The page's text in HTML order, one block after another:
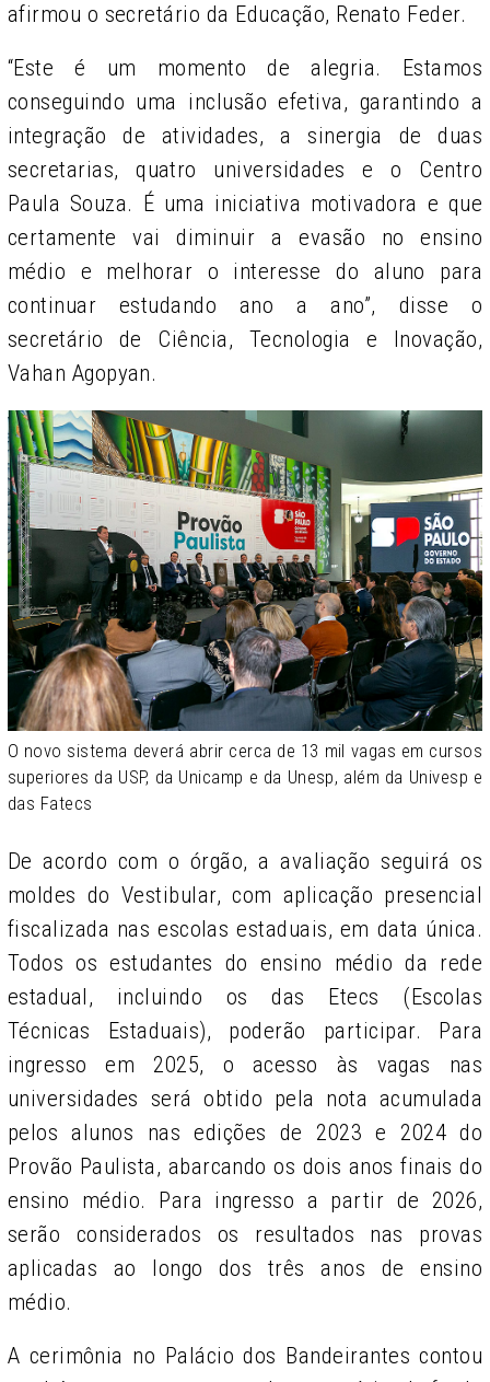
afirmou o secretário da Educação, Renato Feder.
“Este é um momento de alegria. Estamos
conseguindo uma inclusão efetiva, garantindo a
integração de atividades, a sinergia de duas
secretarias, quatro universidades e o Centro
Paula Souza. É uma iniciativa motivadora e que
certamente vai diminuir a evasão no ensino
médio e melhorar o interesse do aluno para
continuar estudando ano a ano”, disse o
secretário de Ciência, Tecnologia e Inovação,
Vahan Agopyan.
O novo sistema deverá abrir cerca de 13 mil vagas em cursos
superiores da USP, da Unicamp e da Unesp, além da Univesp e
das Fatecs
De acordo com o órgão, a avaliação seguirá os
moldes do Vestibular, com aplicação presencial
fiscalizada nas escolas estaduais, em data única.
Todos os estudantes do ensino médio da rede
estadual, incluindo os das Etecs (Escolas
Técnicas Estaduais), poderão participar. Para
ingresso em 2025, o acesso às vagas nas
universidades será obtido pela nota acumulada
pelos alunos nas edições de 2023 e 2024 do
Provão Paulista, abarcando os dois anos finais do
ensino médio. Para ingresso a partir de 2026,
serão considerados os resultados nas provas
aplicadas ao longo dos três anos de ensino
médio.
A cerimônia no Palácio dos Bandeirantes contou